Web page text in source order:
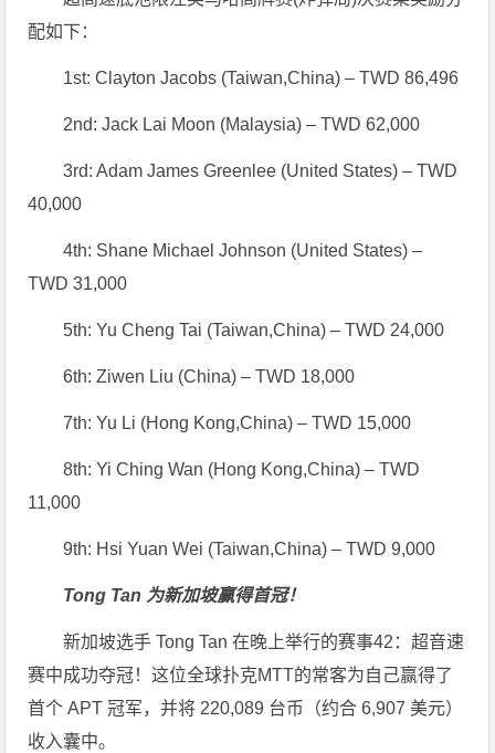
配如下：
1st: Clayton Jacobs (Taiwan,China) – TWD 86,496
2nd: Jack Lai Moon (Malaysia) – TWD 62,000
3rd: Adam James Greenlee (United States) – TWD
40,000
4th: Shane Michael Johnson (United States) –
TWD 31,000
5th: Yu Cheng Tai (Taiwan,China) – TWD 24,000
6th: Ziwen Liu (China) – TWD 18,000
7th: Yu Li (Hong Kong,China) – TWD 15,000
8th: Yi Ching Wan (Hong Kong,China) – TWD
11,000
9th: Hsi Yuan Wei (Taiwan,China) – TWD 9,000
Tong Tan 为新加坡赢得首冠！
新加坡选手 Tong Tan 在晚上举行的赛事42：超音速
赛中成功夺冠！这位全球扑克MTT的常客为自己赢得了
首个 APT 冠军，并将 220,089 台币（约合 6,907 美元）
收入囊中。